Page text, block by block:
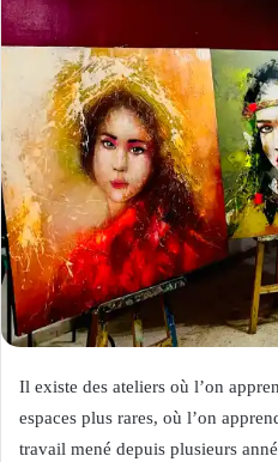
Il existe des ateliers où l’on
espaces plus rares, où l’on
travail mené depuis plusieurs